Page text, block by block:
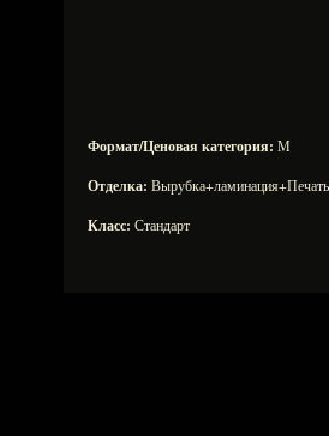
Формат/Ценовая категория: М
Отделка:
Класс: Стандарт